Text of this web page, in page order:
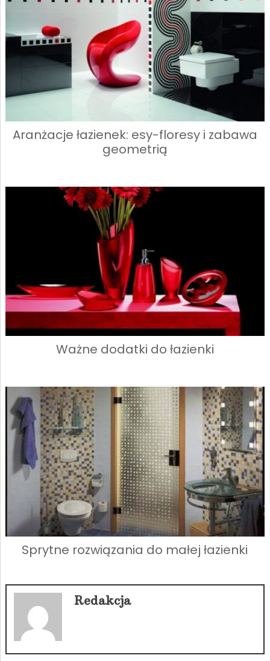
Aranżacje łazienek: esy-floresy i zabawa
geometrią
Ważne dodatki do łazienki
Sprytne rozwiązania do małej łazienki
Redakcja